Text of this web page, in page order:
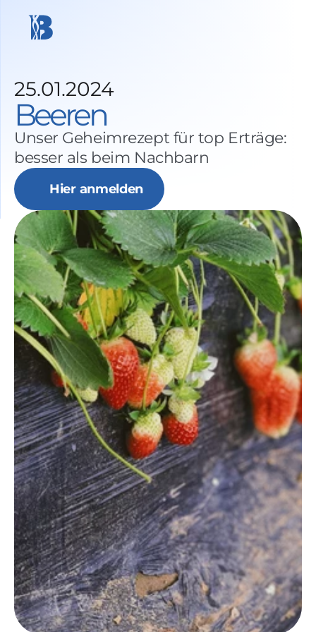
25.01.2024
Beeren
Unser Geheimrezept für top Erträge:
besser als beim Nachbarn
Hier anmelden